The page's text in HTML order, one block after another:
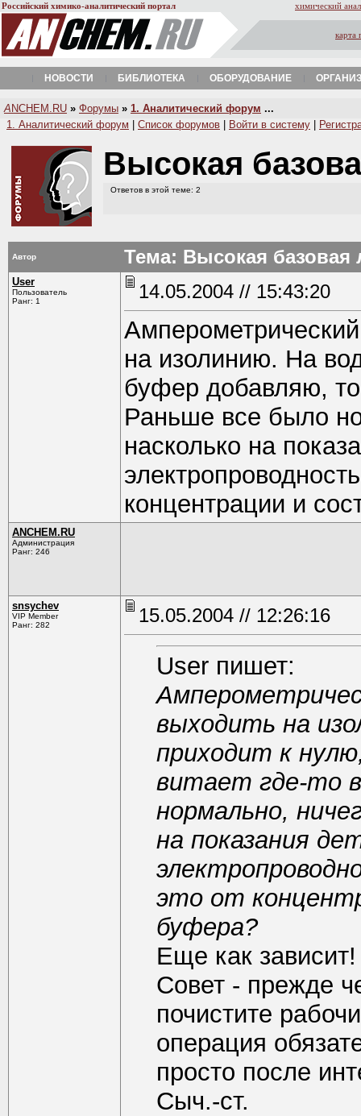
Российский химико-аналитический портал химический
карта
НОВОСТИ БИБЛИОТЕКА ОБОРУДОВАНИЕ
A NCHEM.RU » Форумы » 1. Аналитический форум ...
1. Аналитический форум
Список форумов Войти в систему
Высокая
Ответов в этой теме: 2
Автор Тема: Высокая базовая
User
Пользователь
Ранг: 1
14.05.2004 // 15:43:20
на изолинию. На
буфер добавляю, то
Раньше все было
насколько на
концентрации и
ANCHEM.RU
Администрация
Ранг: 246
snsychev
VIP Member
Ранг: 282
15.05.2004 // 12:26:16
User пишет:
выходить на
приходит к
витает где-то
нормально,
на показания
это от
буфера?
Еще как
Совет - прежде
почистите
операция
просто после
Сыч.-ст.